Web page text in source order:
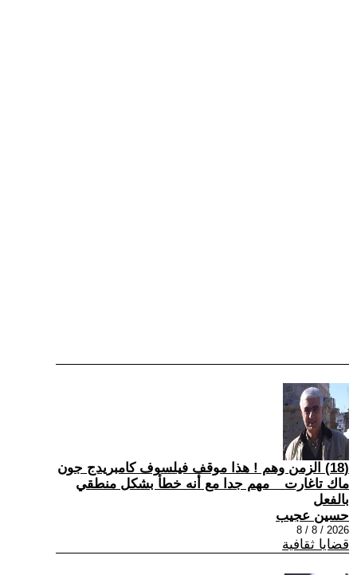
(18) الزمن وهم ! هذا موقف فيلسوف كامبريدج جون
ماك تاغارت _ مهم جدا مع أنه خطأ بشكل منطقي
بالفعل
حسين عجيب
2026 / 8 / 8
قضايا ثقافية